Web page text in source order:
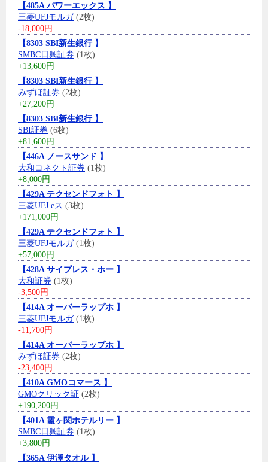
【485A パワーエックス 】
三菱UFJモルガ(2枚)
-18,000円
【8303 SBI新生銀行 】
SMBC日興証券 (1枚)
+13,600円
【8303 SBI新生銀行 】
みずほ証券 (2枚)
+27,200円
【8303 SBI新生銀行 】
SBI証券 (6枚)
+81,600円
【446A ノースサンド 】
大和コネクト証券 (1枚)
+8,000円
【429A テクセンドフォト 】
三菱UFJ eス (3枚)
+171,000円
【429A テクセンドフォト 】
三菱UFJモルガ(1枚)
+57,000円
【428A サイプレス・ホー 】
大和証券 (1枚)
-3,500円
【414A オーバーラップホ 】
三菱UFJモルガ(1枚)
-11,700円
【414A オーバーラップホ 】
みずほ証券 (2枚)
-23,400円
【410A GMOコマース 】
GMOクリック証 (2枚)
+190,200円
【401A 霞ヶ関ホテルリー 】
SMBC日興証券 (1枚)
+3,800円
【365A 伊澤タオル 】